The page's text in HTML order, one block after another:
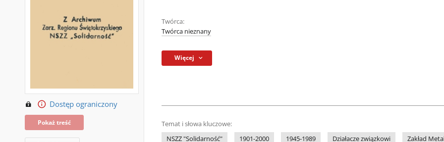
Dostęp ograniczony
Pokaż treść
Twórca:
Twórca nieznany
Więcej
Temat i słowa kluczowe:
NSZZ "Solidarność"
1901-2000 1945-1989 Działacze związkowi Zakład